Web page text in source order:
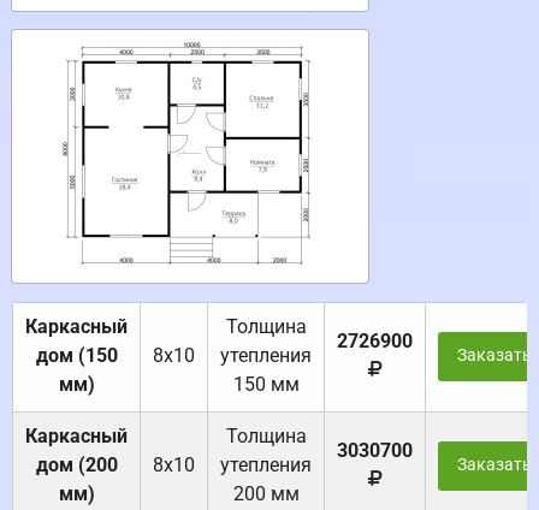
Каркасный
дом (150
мм)
8х10
Толщина
утепления
150 мм
2726900
Заказать
Каркасный
дом (200
мм)
8х10
Толщина
утепления
200 мм
3030700
Заказать